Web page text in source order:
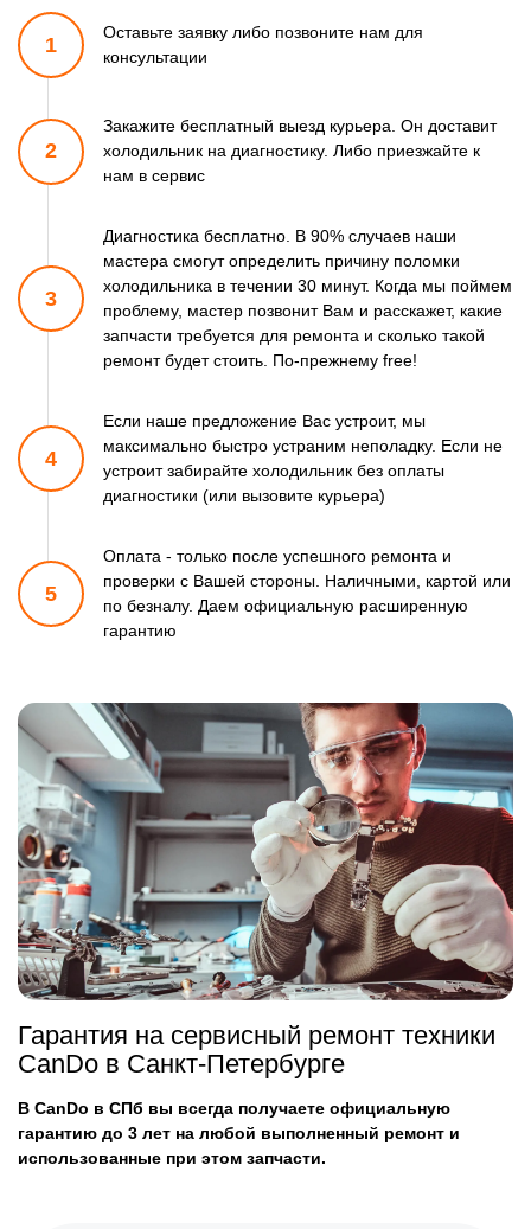
1
Оставьте заявку либо позвоните нам для
консультации
2
Закажите бесплатный выезд курьера. Он доставит
холодильник на диагностику. Либо приезжайте к
нам в сервис
3
Диагностика бесплатно. В 90% случаев наши
мастера смогутопределить причину поломки
холодильника в течении 30 минут. Когда мы поймем
проблему, мастер позвонит Вам и расскажет, какие
запчасти требуется для ремонта и сколько такой
ремонтбудет стоить. По-прежнему free!
4
Если наше предложение Вас устроит, мы
максимально быстро устраним неполадку. Если не
устроит забирайте холодильник без оплаты
диагностики (или вызовите курьера)
5
Оплата - только после успешного ремонта и
проверки с Вашей стороны. Наличными, картой или
по безналу. Даем официальную расширенную
гарантию
Гарантия на сервисный ремонт техники
CanDo в Санкт-Петербурге
В CanDo в СПб вы всегда получаете официальную
гарантию до 3 лет на любой выполненный ремонт и
использованные при этом запчасти.